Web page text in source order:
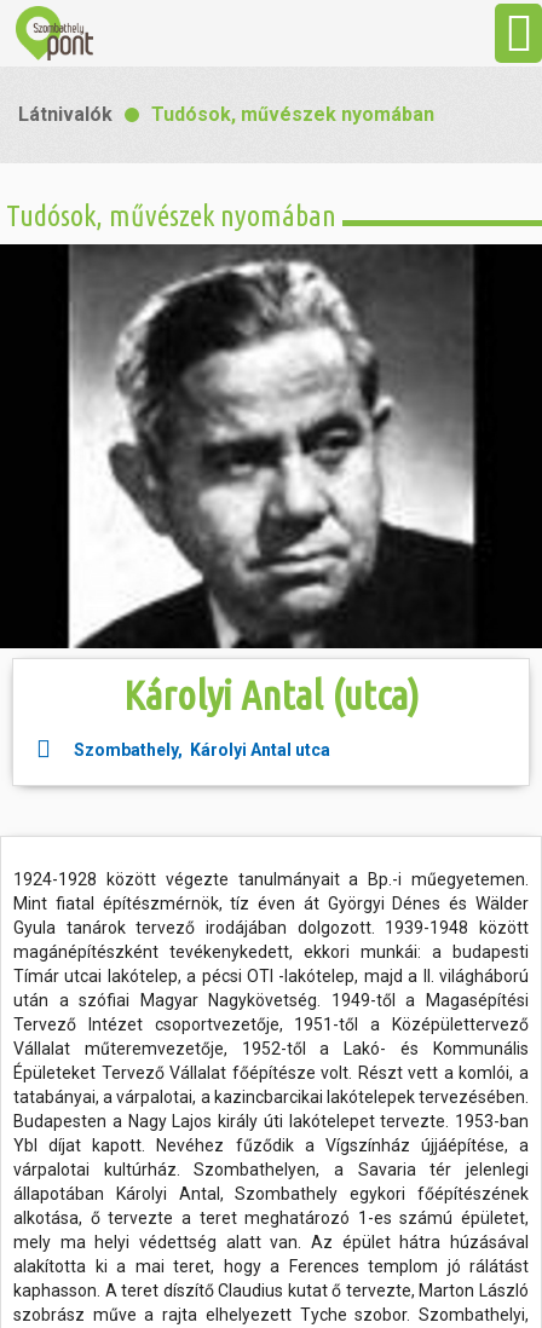
Látnivalók
Gasztronómia
Szállás
Sport
Szabadidő
Látnivalók Tudósok, művészek nyomában
Tudósok, művészek nyomában
Károlyi Antal (utca)
Szombathely, Károlyi Antal utca
1924-1928 között végezte tanulmányait a Bp.-i műegyetemen.
Mint fiatal építészmérnök, tíz éven át Györgyi Dénes és Wälder
Gyula tanárok tervező irodájában dolgozott. 1939-1948 között
magánépítészként tevékenykedett, ekkori munkái: a budapesti
Tímár utcai lakótelep, a pécsi OTI -lakótelep, majd a II. világháború
után a szófiai Magyar Nagykövetség. 1949-től a Magasépítési
Tervező Intézet csoportvezetője, 1951-től a Középülettervező
Vállalat műteremvezetője, 1952-től a Lakó- és Kommunális
Épületeket Tervező Vállalat főépítésze volt. Részt vett a komlói, a
tatabányai, a várpalotai, a kazincbarcikai lakótelepek tervezésében.
Budapesten a Nagy Lajos király úti lakótelepet tervezte. 1953-ban
Ybl díjat kapott. Nevéhez fűződik a Vígszínház újjáépítése, a
várpalotai kultúrház. Szombathelyen, a Savaria tér jelenlegi
állapotában Károlyi Antal, Szombathely egykori főépítészének
alkotása, ő tervezte a teret meghatározó 1-es számú épületet,
mely ma helyi védettség alatt van. Az épület hátra húzásával
alakította ki a mai teret, hogy a Ferences templom jó rálátást
kaphasson. A teret díszítő Claudius kutat ő tervezte, Marton László
szobrász műve a rajta elhelyezett Tyche szobor. Szombathelyi,